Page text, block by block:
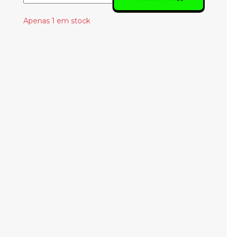
Apenas 1 em stock